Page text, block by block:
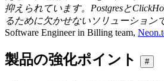
抑えられています。Postgresと
るために欠かせないソリューション
Software Engineer in Billing team,
製品の強化ポイント #